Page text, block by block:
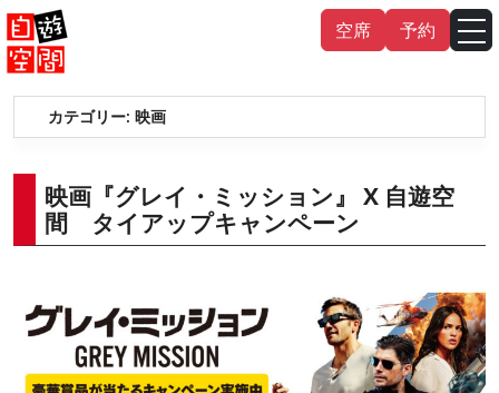
Skip
to
content
空席 予約
カテゴリー: 映画
映画『グレイ・ミッション』 X 自遊空
間 タイアップキャンペーン
English 中文（繁體） 中文（简体）
한국어